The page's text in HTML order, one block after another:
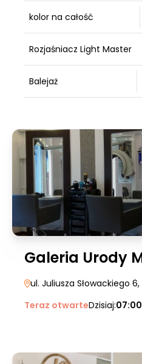
kolor na całość
Rozjaśniacz Light Master
Balejaż
Galeria Urody
ul. Juliusza Słowackiego 6,
Teraz otwarteDzisiaj: